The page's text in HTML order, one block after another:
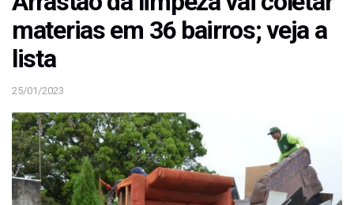
materias em 36 bairros; veja a
lista
25/01/2023